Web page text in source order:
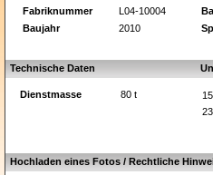
Fabriknummer
L04-10004
Baujahr
2010
Technische Daten
Dienstmasse 80 t
Hochladen eines Fotos / Rechtliche